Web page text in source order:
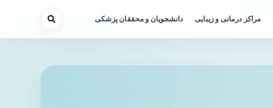
مراکز درمانی و زیبایی دانشجویان و محققان پزشکی